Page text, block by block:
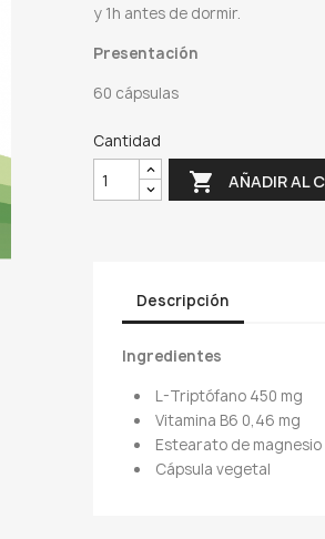
y 1h antes de dormir.
Presentación
60 cápsulas
Cantidad
 AÑADIR AL
Descripción
Ingredientes
L-Triptófano 450 mg
Vitamina B6 0,46 mg
Estearato de magnesio
Cápsula vegetal